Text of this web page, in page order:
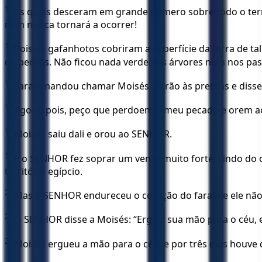
14
os quais desceram em grande número sobre todo o
nem nunca tornará a ocorrer!
15
Pois os gafanhotos cobriram a superfície da terra de
de pedras. Não ficou nada verde nas árvores nem nos
16 Faraó mandou chamar Moisés e Arão às pressas e
17 Agora, pois, peço que perdoem o meu pecado e orem
18 Moisés saiu dali e orou ao SENHOR.
19
E o SENHOR fez soprar um vento muito forte, vindo
território egípcio.
20 Mas o SENHOR endureceu o coração do faraó, e ele
21 O SENHOR disse a Moisés: “Erga a sua mão para o
22 Moisés ergueu a mão para o céu, e por três dias